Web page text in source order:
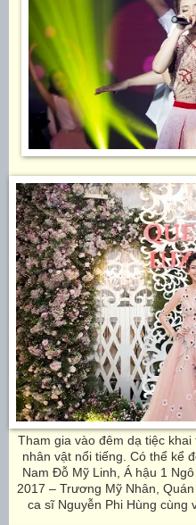
Tham gia vào đêm dạ tiệc
nhân vật nổi tiếng. Có thể kể
Nam Đỗ Mỹ Linh, Á hậu 1
2017 – Trương Mỹ Nhân,
ca sĩ Nguyễn Phi Hùng cùng